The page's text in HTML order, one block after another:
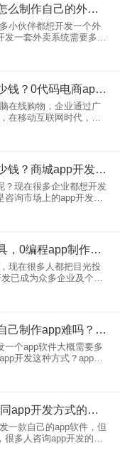
外卖app怎么开发？怎么制作自己的外卖app？
小伙伴都想开发一个外
一套外卖系统需要多少
功能？怎么制作自己的
系统通常包括用户
电商app开发需要多少钱？0代码电商app开发新模式
在线购物，企业通过广
在移动互联网时代，大
，各种电商app快速发
的成交都来自于手机
商城app开发大概多少钱？商城app开发功能有哪些？
？现在很多企业都想开发
询市场上的app开发公
时候，app开发公司都很
一个固定的价格，不同
安卓app开发软件工具，0编程app制作教程
现在很多人都把目光投
已成为众多企业及个人
开发具有较高的技术门
解。那么安卓app开发
app开发自学难吗？自己制作app难吗？简答快速制作app
一个app软件大概需要多
开发这种方式？app开
内容？提到手机app开发
需要专业的开发人员才
程序员告诉你两种不同app开发方式的价格
一款自己的app软件，但
多人咨询app开发的价